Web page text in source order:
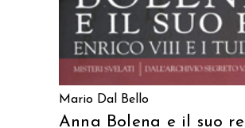
Mario Dal Bello
Anna Bolena e il suo re